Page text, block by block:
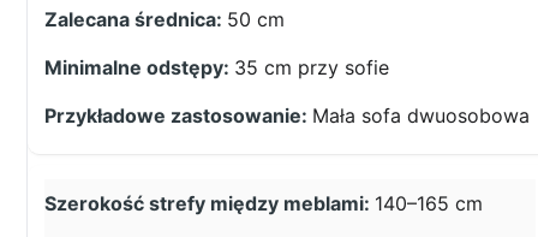
50 cm
35 cm przy sofie
Mała sofa dwuosobowa
140–165 cm